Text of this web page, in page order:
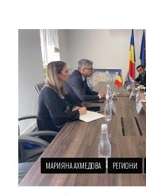
МАРИЯНА АХМЕДОВА РЕГИОНИ